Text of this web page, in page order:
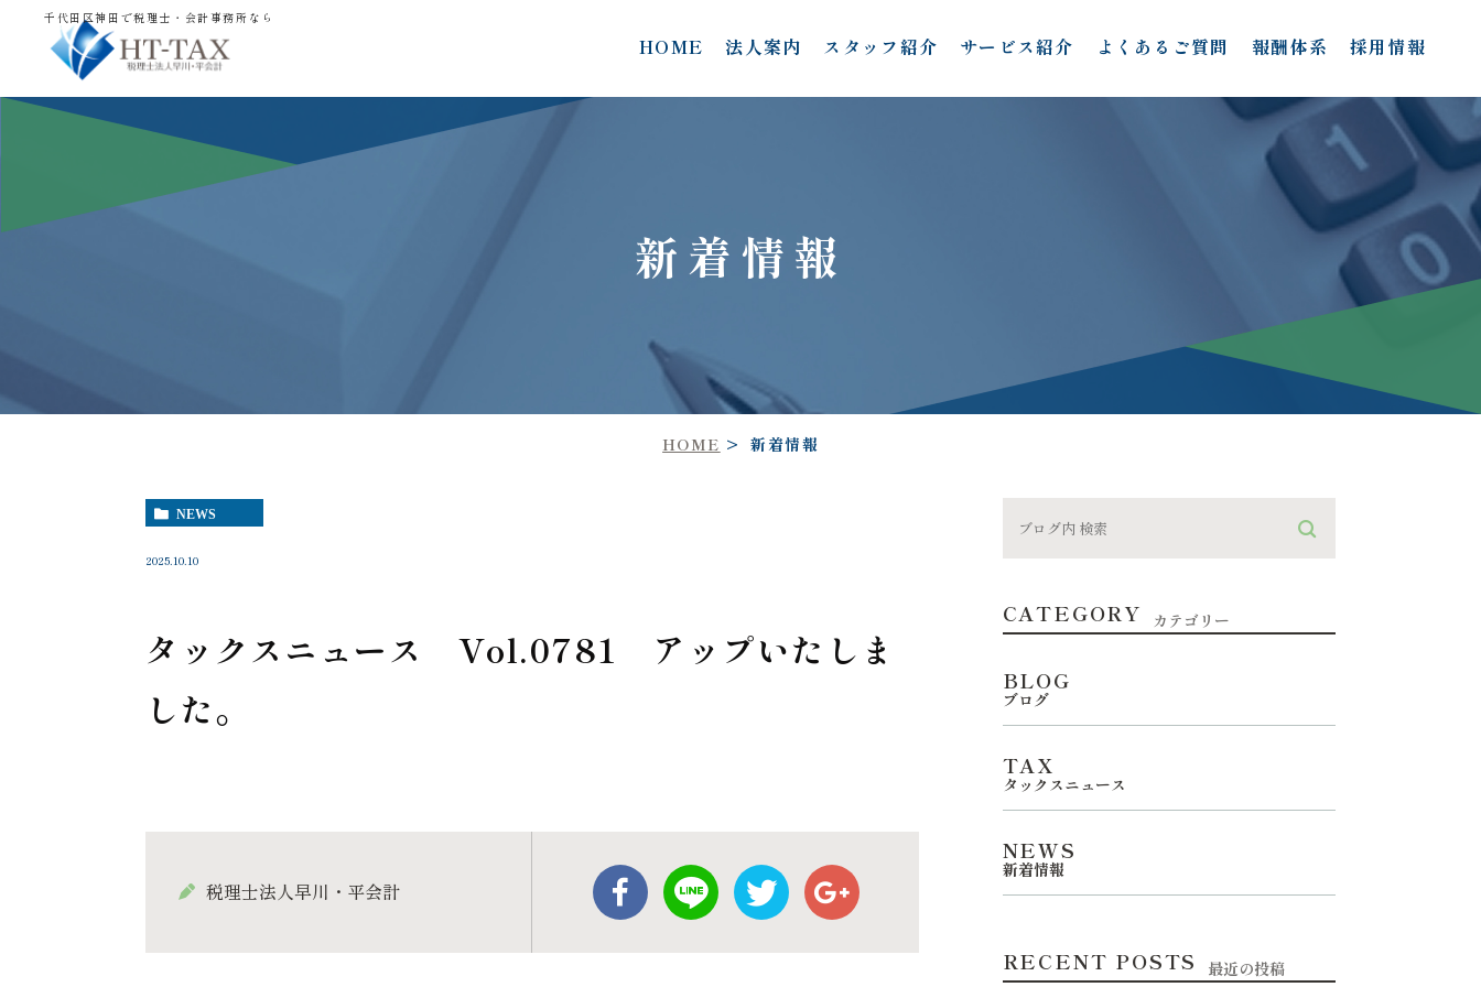
千代田区神田で税理士・会計事務所なら
HOME 法人案内 スタッフ紹介 サービス紹介 よくあるご質問 報酬体系 採用情報
新着情報
HOME 新着情報
NEWS
2025.10.10
タックスニュース Vol.0781 アップいたしま
した。
税理士法人早川・平会計
CATEGORY カテゴリー
BLOG
ブログ
TAX
タックスニュース
NEWS
新着情報
RECENT POSTS 最近の投稿